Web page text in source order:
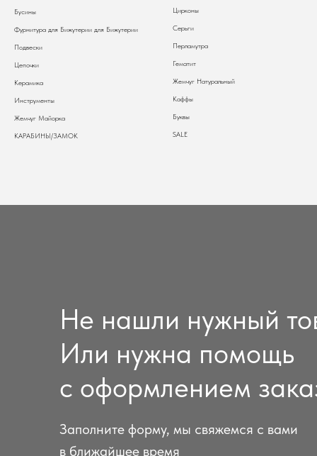
Бусины
Фурнитура для Бижутерии для Бижутерии
Подвески
Цепочки
Керамика
Инструменты
Жемчуг Майорка
КАРАБИНЫ/ЗАМОК
Цирконы
Серьги
Перламутра
Гематит
Жемчуг Натуральный
Каффы
Буквы
SALE
Не нашли нужный
Или нужна помощь
с оформлением
Заполните форму, мы свяжемся с вами
в ближайшее время